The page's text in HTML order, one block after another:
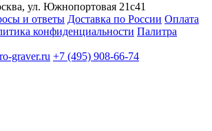
ул. Южнопортовая 21с41
и ответы Доставка по России Оплата
конфиденциальности Палитра
graver.ru +7 (495) 908-66-74